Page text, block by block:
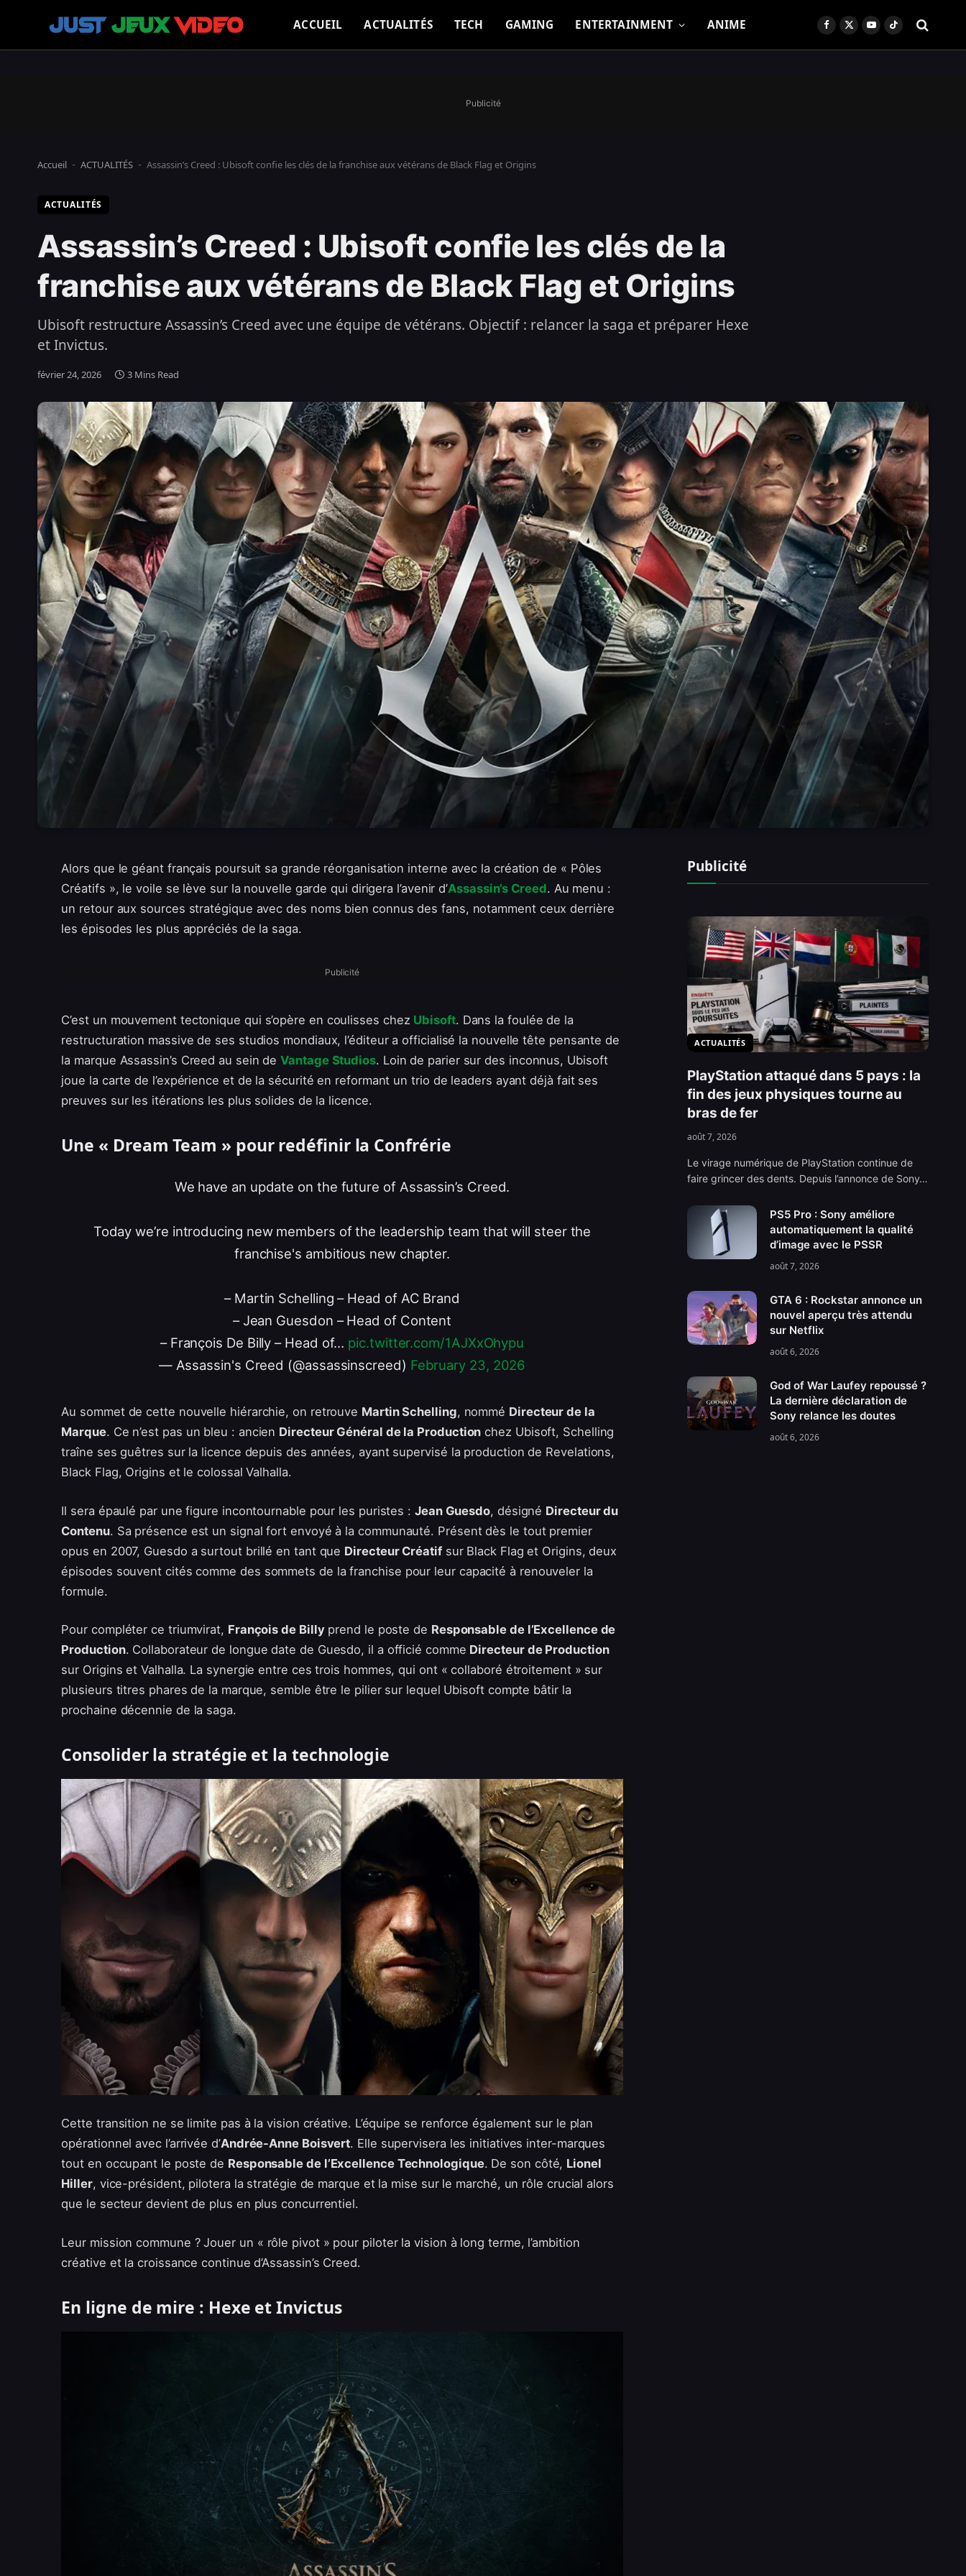
ACCUEIL ACTUALITÉS TECH GAMING ENTERTAINMENT ANIME Facebook
X
YouTubeTikTok
Publicité
Accueil - ACTUALITÉS - Assassin’s Creed : Ubisoft confie les clés de la franchise aux vétérans de Black Flag et Origins
ACTUALITÉS
Assassin’s Creed : Ubisoft confie les clés de la
franchise aux vétérans de Black Flag et Origins
Ubisoft restructure Assassin’s Creed avec une équipe de vétérans. Objectif : relancer la saga et préparer Hexe
et Invictus.
février 24, 2026 3 Mins Read
Alors que le géant français poursuit sa grande réorganisation interne avec la création de « Pôles
Créatifs », le voile se lève sur la nouvelle garde qui dirigera l’avenir d’Assassin’s Creed. Au menu :
un retour aux sources stratégique avec des noms bien connus des fans, notamment ceux derrière
les épisodes les plus appréciés de la saga.
Publicité
C’est un mouvement tectonique qui s’opère en coulisses chez Ubisoft. Dans la foulée de la
restructuration massive de ses studios mondiaux, l’éditeur a officialisé la nouvelle tête pensante de
la marque Assassin’s Creed au sein deVantage Studios. Loin de parier sur des inconnus, Ubisoft
joue la carte de l’expérience et de la sécurité en reformant un trio de leaders ayant déjà fait ses
preuves sur les itérations les plus solides de la licence.
Une « Dream Team » pour redéfinir la Confrérie
We have an update on the future of Assassin’s Creed.
Today we’re introducing new members of the leadership team that will steer the
franchise's ambitious new chapter.
– Martin Schelling – Head of AC Brand
– Jean Guesdon – Head of Content
– François De Billy – Head of… pic.twitter.com/1AJXxOhypu
— Assassin's Creed (@assassinscreed) February 23, 2026
Au sommet de cette nouvelle hiérarchie, on retrouve Martin Schelling, nommé Directeur de la
Marque. Ce n’est pas un bleu : ancien Directeur Général de la Production chez Ubisoft, Schelling
traîne ses guêtres sur la licence depuis des années, ayant supervisé la production de Revelations,
Black Flag, Origins et le colossal Valhalla.
Il sera épaulé par une figure incontournable pour les puristes : Jean Guesdo, désigné Directeur du
Contenu. Sa présence est un signal fort envoyé à la communauté. Présent dès le tout premier
opus en 2007, Guesdo a surtout brillé en tant que Directeur Créatifsur Black Flag et Origins, deux
épisodes souvent cités comme des sommets de la franchise pour leur capacité à renouveler la
formule.
Pour compléter ce triumvirat, François de Billyprend le poste de Responsable de l’Excellence de
Production. Collaborateur de longue date de Guesdo, il a officié comme Directeur de Production
sur Origins et Valhalla. La synergie entre ces trois hommes, qui ont « collaboré étroitement » sur
plusieurs titres phares de la marque, semble être le pilier sur lequel Ubisoft compte bâtir la
prochaine décennie de la saga.
Consolider la stratégie et la technologie
Cette transition ne se limite pas à la vision créative. L’équipe se renforce également sur le plan
opérationnel avec l’arrivée d’Andrée-Anne Boisvert. Elle supervisera les initiatives inter-marques
tout en occupant le poste de Responsable de l’Excellence Technologique. De son côté, Lionel
Hiller, vice-président, pilotera la stratégie de marque et la mise sur le marché, un rôle crucial alors
que le secteur devient de plus en plus concurrentiel.
Leur mission commune ? Jouer un « rôle pivot » pour piloter la vision à long terme, l’ambition
créative et la croissance continue d’Assassin’s Creed.
En ligne de mire : Hexe et Invictus
Publicité
ACTUALITÉS
PlayStation attaqué dans 5 pays : la
fin des jeux physiques tourne au
bras de fer
août 7, 2026
Le virage numérique de PlayStation continue de
faire grincer des dents. Depuis l’annonce de Sony…
PS5 Pro : Sony améliore
automatiquement la qualité
d’image avec le PSSR
août 7, 2026
GTA 6 : Rockstar annonce un
nouvel aperçu très attendu
sur Netflix
août 6, 2026
God of War Laufey repoussé ?
La dernière déclaration de
Sony relance les doutes
août 6, 2026